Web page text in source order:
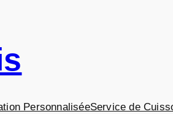
PersonnaliséeService de